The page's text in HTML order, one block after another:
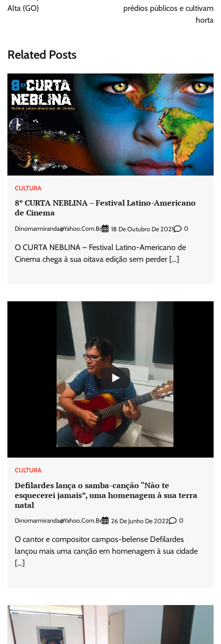
Alta (GO)
prédios públicos e cultivam
horta
Related Posts
CULTURA
8º CURTA NEBLINA – Festival Latino-Americano
de Cinema
Dinomarmiranda@yahoo.com.br 18 De Outubro De 2021 0
O CURTA NEBLINA – Festival Latino-Americano de
Cinema chega à sua oitava edição sem perder […]
CULTURA
Defilardes lança o samba-canção “Não te
esquecerei jamais”, uma homenagem à sua terra
natal
Dinomarmiranda@yahoo.com.br 26 De Junho De 2022 0
O cantor e compositor campos-belense Defilardes
lançou mais uma canção em homenagem à sua cidade
[…]